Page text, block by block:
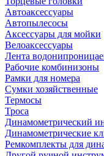
Автоаксессуары
Автопылесосы
Аксессуары для мойки
Велоаксессуары
Лента
Рабочие комбинизоны
Рамки для номера
Сумки хозяйственные
Термосы
Троса
Динамометрический
Динамометрические
Ремкомплекты для